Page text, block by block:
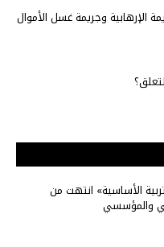
الإرهابية وجريمة غسل الأموال
الأساسية» انتهت من
والمؤسسي